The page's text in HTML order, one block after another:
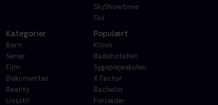
SkyShowtime
Oiii
Kategorier
Børn
Serier
Film
Dokumentar
Reality
Livsstil
Populært
Klovn
Badehotellet
Sygeplejeskolen
X Factor
Bachelor
Forræder